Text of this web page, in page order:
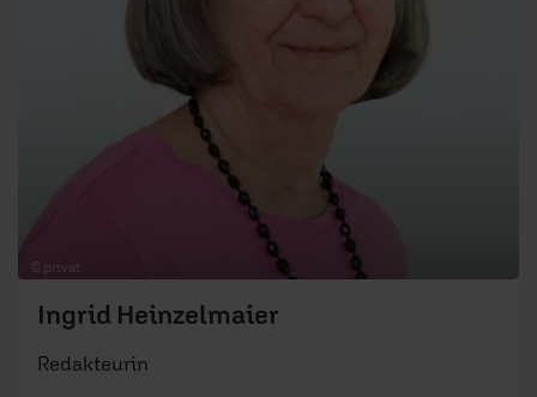
© privat
Ingrid Heinzelmaier
Redakteurin